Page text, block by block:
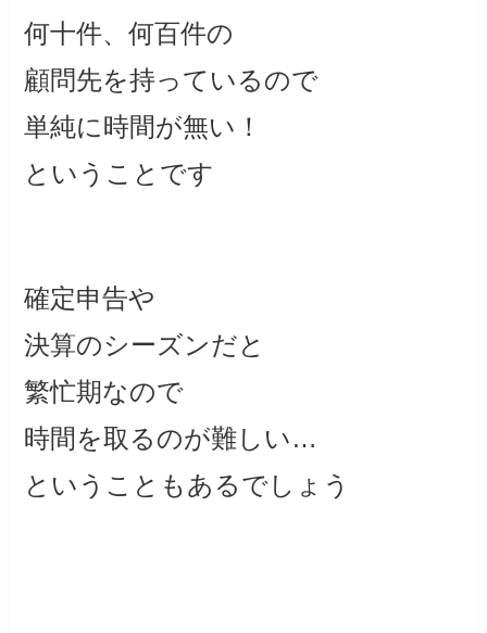
何十件、何百件の
顧問先を持っているので
単純に時間が無い！
ということです
確定申告や
決算のシーズンだと
繁忙期なので
時間を取るのが難しい…
ということもあるでしょう